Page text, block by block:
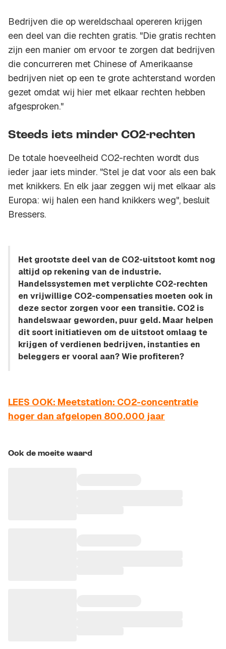
Bedrijven die op wereldschaal opereren krijgen
een deel van die rechten gratis. "Die gratis rechten
zijn een manier om ervoor te zorgen dat bedrijven
die concurreren met Chinese of Amerikaanse
bedrijven niet op een te grote achterstand worden
gezet omdat wij hier met elkaar rechten hebben
afgesproken."
Steeds iets minder CO2-rechten
De totale hoeveelheid CO2-rechten wordt dus
ieder jaar iets minder. "Stel je dat voor als een bak
met knikkers. En elk jaar zeggen wij met elkaar als
Europa: wij halen een hand knikkers weg", besluit
Bressers.
Het grootste deel van de CO2-uitstoot komt nog
altijd op rekening van de industrie.
Handelssystemen met verplichte CO2-rechten
en vrijwillige CO2-compensaties moeten ook in
deze sector zorgen voor een transitie. CO2 is
handelswaar geworden, puur geld. Maar helpen
dit soort initiatieven om de uitstoot omlaag te
krijgen of verdienen bedrijven, instanties en
beleggers er vooral aan? Wie profiteren?
LEES OOK: Meetstation: CO2-concentratie
hoger dan afgelopen 800.000 jaar
Ook de moeite waard